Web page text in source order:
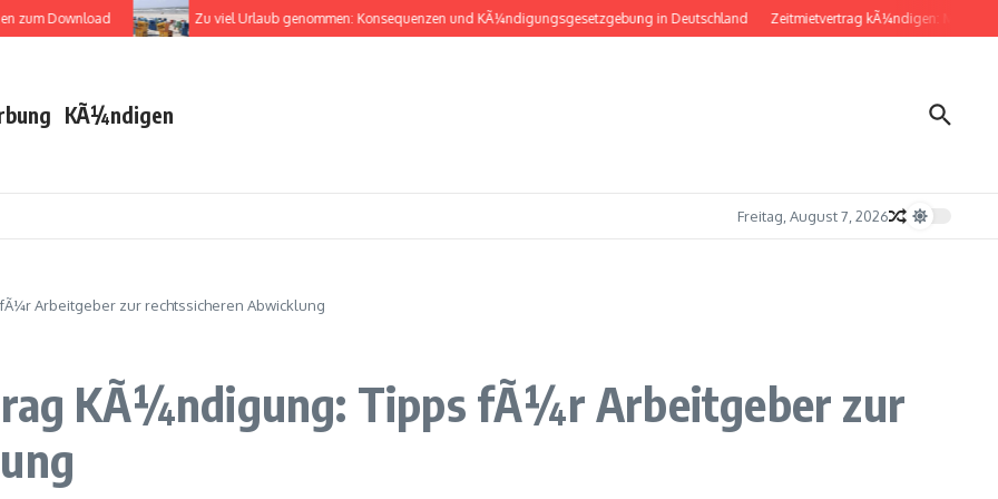
Download Zu viel Urlaub genommen: Konsequenzen und KÃ¼ndigungsgesetzgebung in Deutschland Zeitmietvertrag kÃ¼ndigen: Musterbrief
KÃ¼ndigen
Freitag, August 7, 2026
Arbeitgeber zur rechtssicheren Abwicklung
KÃ¼ndigung: Tipps fÃ¼r Arbeitgeber zur